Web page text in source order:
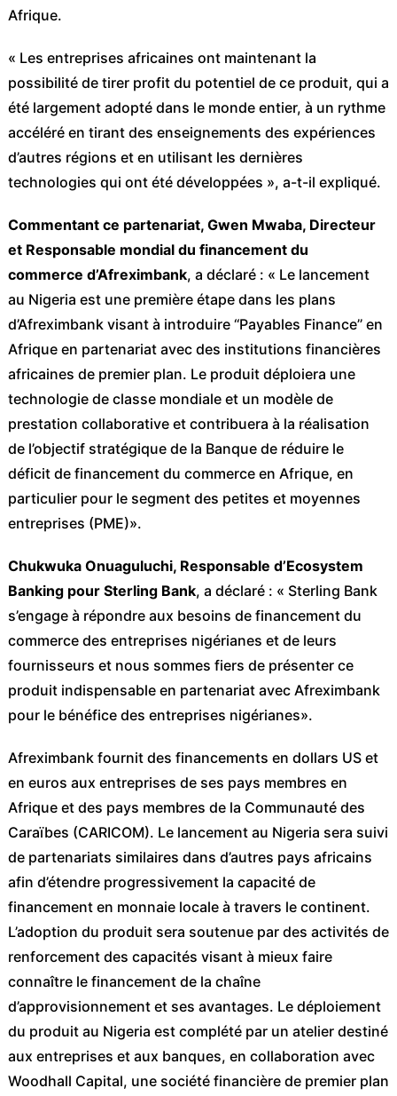
Afrique.
« Les entreprises africaines ont maintenant la
possibilité de tirer profit du potentiel de ce produit, qui a
été largement adopté dans le monde entier, à un rythme
accéléré en tirant des enseignements des expériences
d’autres régions et en utilisant les dernières
technologies qui ont été développées », a-t-il expliqué.
Commentant ce partenariat, Gwen Mwaba, Directeur
et Responsable mondial du financement du
commerce d’Afreximbank, a déclaré : « Le lancement
au Nigeria est une première étape dans les plans
d’Afreximbank visant à introduire ‘‘Payables Finance’’ en
Afrique en partenariat avec des institutions financières
africaines de premier plan. Le produit déploiera une
technologie de classe mondiale et un modèle de
prestation collaborative et contribuera à la réalisation
de l’objectif stratégique de la Banque de réduire le
déficit de financement du commerce en Afrique, en
particulier pour le segment des petites et moyennes
entreprises (PME)».
Chukwuka Onuaguluchi, Responsable d’Ecosystem
Banking pour Sterling Bank, a déclaré : « Sterling Bank
s’engage à répondre aux besoins de financement du
commerce des entreprises nigérianes et de leurs
fournisseurs et nous sommes fiers de présenter ce
produit indispensable en partenariat avec Afreximbank
pour le bénéfice des entreprises nigérianes».
Afreximbank fournit des financements en dollars US et
en euros aux entreprises de ses pays membres en
Afrique et des pays membres de la Communauté des
Caraïbes (CARICOM). Le lancement au Nigeria sera suivi
de partenariats similaires dans d’autres pays africains
afin d’étendre progressivement la capacité de
financement en monnaie locale à travers le continent.
L’adoption du produit sera soutenue par des activités de
renforcement des capacités visant à mieux faire
connaître le financement de la chaîne
d’approvisionnement et ses avantages. Le déploiement
du produit au Nigeria est complété par un atelier destiné
aux entreprises et aux banques, en collaboration avec
Woodhall Capital, une société financière de premier plan